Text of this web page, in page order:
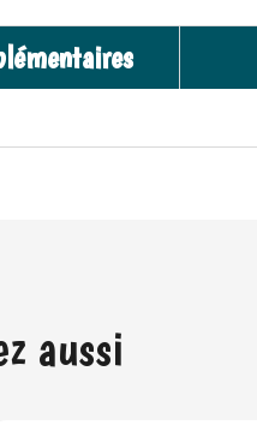
aussi